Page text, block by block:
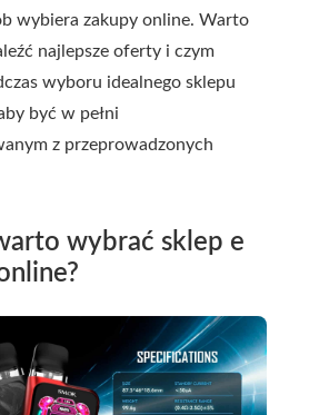
wybiera zakupy online. Warto
najlepsze oferty i czym
wyboru idealnego sklepu
być w pełni
z przeprowadzonych
wybrać sklep e